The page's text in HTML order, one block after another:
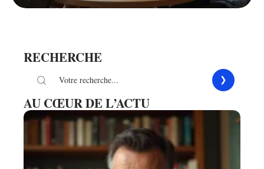
RECHERCHE
AU CŒUR DE L’ACTU